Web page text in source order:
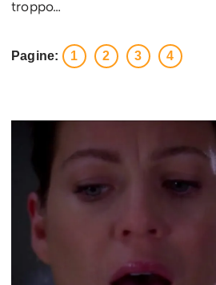
troppo…
Pagine: 1 2 3 4